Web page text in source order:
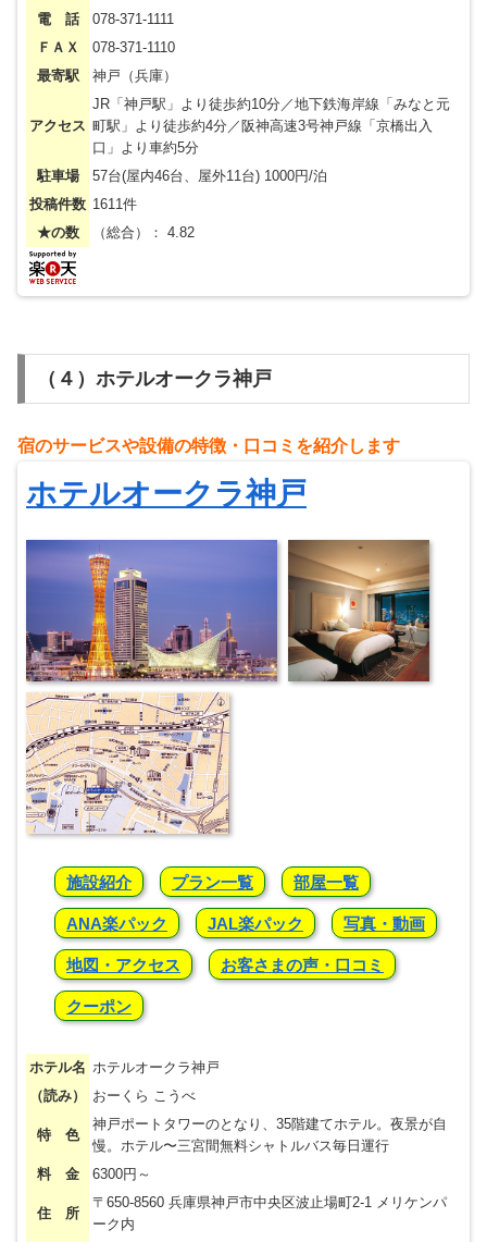
電 話
078-371-1111
ＦＡＸ
078-371-1110
最寄駅
神戸（兵庫）
アクセス
JR「神戸駅」より徒歩約10分／地下鉄海岸線「みなと元
町駅」より徒歩約4分／阪神高速3号神戸線「京橋出入
口」より車約5分
駐車場
57台(屋内46台、屋外11台) 1000円/泊
投稿件数 1611件
★の数
（総合）： 4.82
（４）ホテルオークラ神戸
宿のサービスや設備の特徴・ ⼝ コミを紹介します
ホテルオークラ神戸
施設紹介 プラン一覧 部屋一覧
ANA楽パック JAL楽パック 写真・動画
地図・アクセス お客さまの声・口コミ
クーポン
ホテル名 ホテルオークラ神戸
（読み）
おーくら こうべ
特 色
神戸ポートタワーのとなり、35階建てホテル。夜景が自
慢。ホテル〜三宮間無料シャトルバス毎日運行
料 金
6300円～
住 所
〒650-8560 兵庫県神戸市中央区波止場町2-1 メリケンパ
ーク内